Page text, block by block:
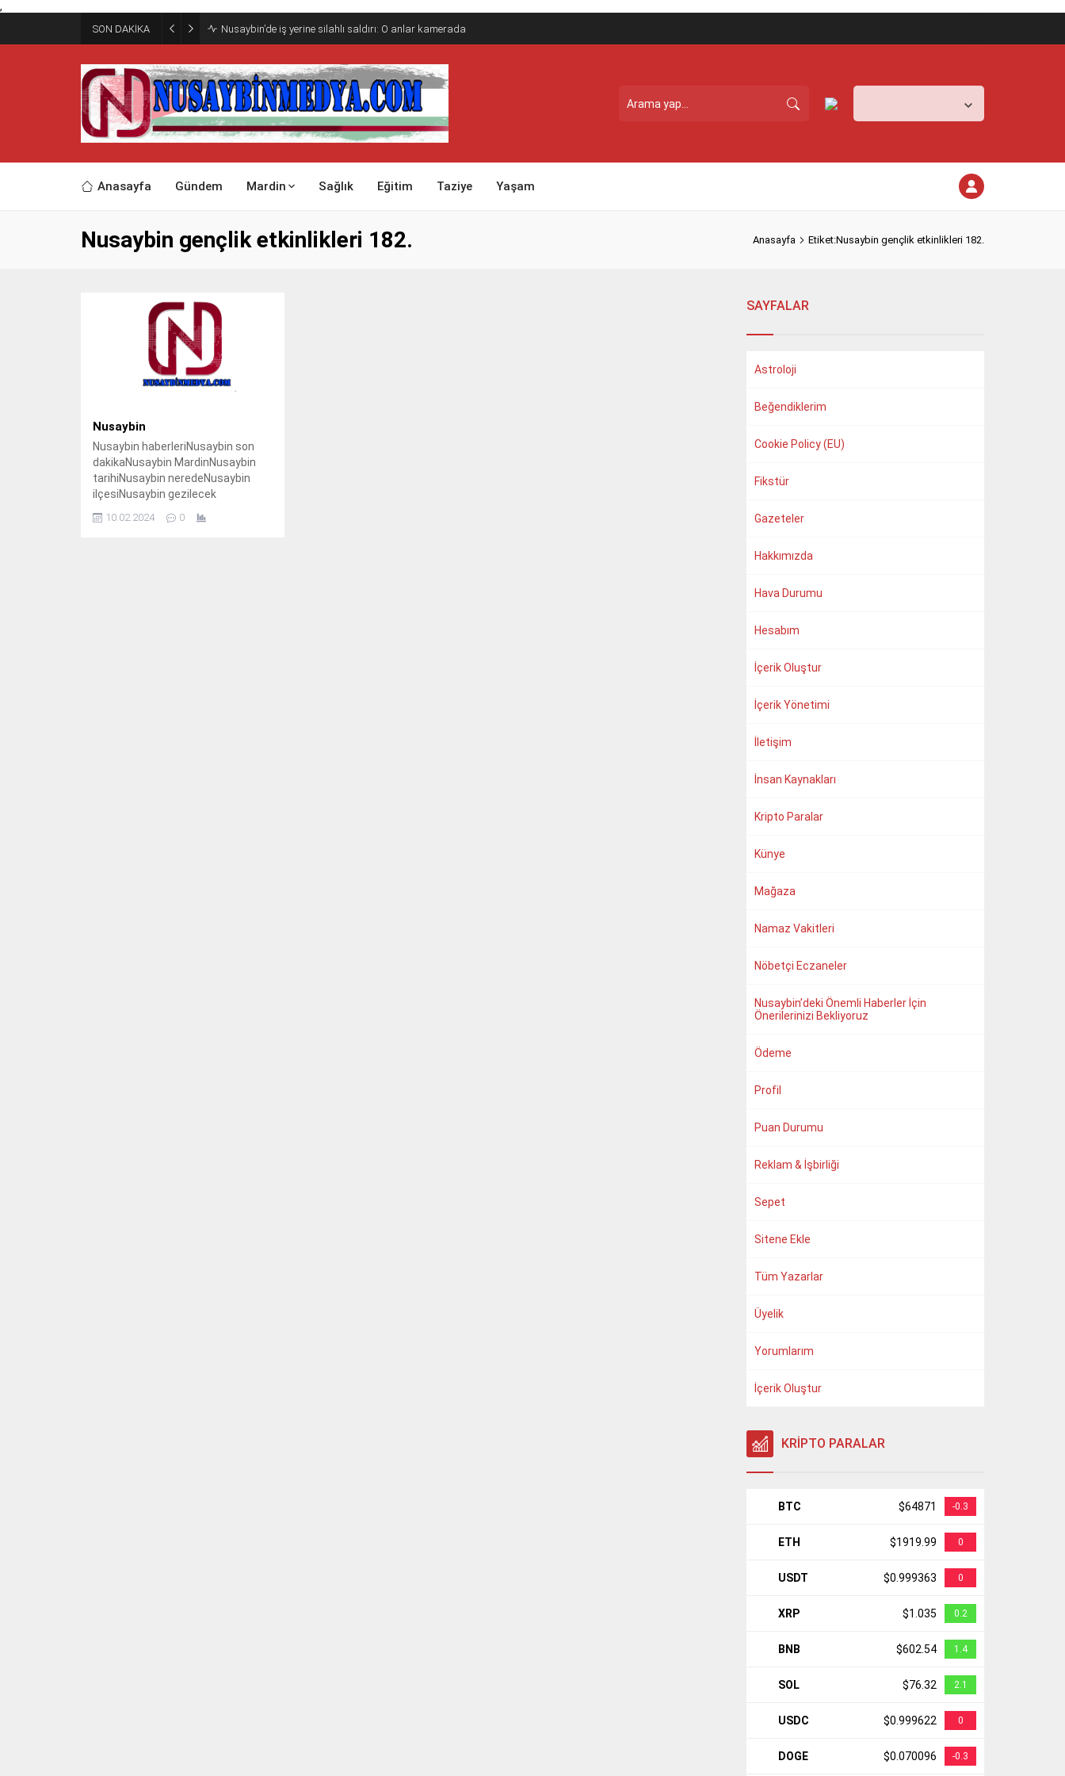
,
SON DAKİKA Nusaybin’de iş yerine silahlı saldırı: O anlar kamerada
Anasayfa Gündem Mardin Sağlık Eğitim Taziye Yaşam
Nusaybin gençlik etkinlikleri 182. Anasayfa Etiket:Nusaybin gençlik etkinlikleri 182.
Nusaybin
Nusaybin haberleriNusaybin son
dakikaNusaybin MardinNusaybin
tarihiNusaybin neredeNusaybin
ilçesiNusaybin gezilecek
yerlerNusaybin belediyesiNusaybin
güncelNusaybin sınır
10.02.2024 0
SAYFALAR
Astroloji
Beğendiklerim
Cookie Policy (EU)
Fikstür
Gazeteler
Hakkımızda
Hava Durumu
Hesabım
İçerik Oluştur
İçerik Yönetimi
İletişim
İnsan Kaynakları
Kripto Paralar
Künye
Mağaza
Namaz Vakitleri
Nöbetçi Eczaneler
Nusaybin’deki Önemli Haberler İçin
Önerilerinizi Bekliyoruz
Ödeme
Profil
Puan Durumu
Reklam & İşbirliği
Sepet
Sitene Ekle
Tüm Yazarlar
Üyelik
Yorumlarım
İçerik Oluştur
KRİPTO PARALAR
BTC $64871 -0.3
ETH $1919.99 0
USDT $0.999363 0
XRP $1.035 0.2
BNB $602.54 1.4
SOL $76.32 2.1
USDC $0.999622 0
DOGE $0.070096 -0.3